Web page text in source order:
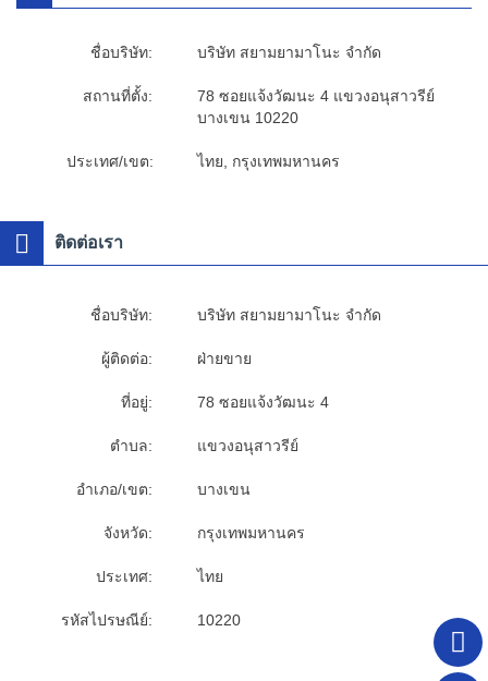
ชื่อบริษัท: บริษัท สยามยามาโนะ จำกัด
สถานที่ตั้ง:
78 ซอยแจ้งวัฒนะ 4 แขวงอนุสาวรีย์
บางเขน 10220
ประเทศ/เขต: ไทย, กรุงเทพมหานคร
ติดต่อเรา
ชื่อบริษัท: บริษัท สยามยามาโนะ จำกัด
ผู้ติดต่อ: ฝ่ายขาย
ที่อยู่: 78 ซอยแจ้งวัฒนะ 4
ตำบล: แขวงอนุสาวรีย์
อำเภอ/เขต: บางเขน
จังหวัด: กรุงเทพมหานคร
ประเทศ: ไทย
รหัสไปรษณีย์: 10220